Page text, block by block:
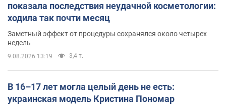
показала последствия неудачной косметологии:
ходила так почти месяц
Заметный эффект от процедуры сохранялся около четырех
недель
9.08.2026 13:19 3,4 т.
В 16–17 лет могла целый день не есть:
украинская модель Кристина Пономар